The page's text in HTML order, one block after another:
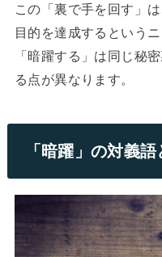
この「裏で手を回す」
目的を達成するという
「暗躍する」は同じ秘
る点が異なります。
「暗躍」の対義語